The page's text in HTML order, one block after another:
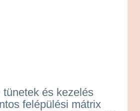
és kezelés
felépülési mátrix